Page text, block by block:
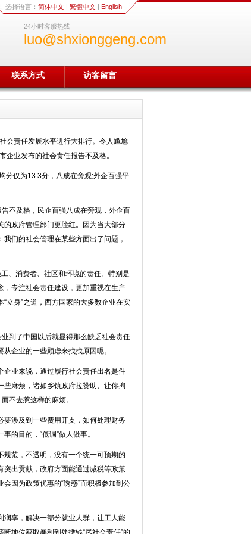
选择语言： 简体中文| 繁體中文| English
24小时客服热线
luo@shxionggeng.com
联系方式 访客留言
责任发展水平进行大排行。令人尴尬
企业发布的社会责任报告不及格。
仅为13.3分，八成在旁观;外企百强平
不及格，民企百强八成在旁观，外企百
政府管理部门更脸红。因为当大部分
们的社会管理在某些方面出了问题，
、消费者、社区和环境的责任。特别是
，专注社会责任建设，更加重视在生产
立身”之道，西方国家的大多数企业在实
到了中国以后就显得那么缺乏社会责任
企业的一些顾虑来找找原因呢。
业来说，通过履行社会责任出名是件
些麻烦，诸如乡镇政府拉赞助、让你掏
不去惹这样的麻烦。
涉及到一些费用开支，如何处理财务
的目的，“低调”做人做事。
范，不透明，没有一个统一可预期的
突出贡献，政府方面能通过减税等政策
因为政策优惠的“诱惑”而积极参加到公
率，解决一部分就业人群，让工人能
地位获取暴利到处撒钱“尽社会责任”的